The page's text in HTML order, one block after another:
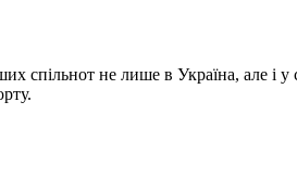
не лише в Україна, але і у